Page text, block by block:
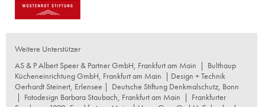
Weitere Unterstützer
AS & P Albert Speer & Partner GmbH, Frankfurt am Main | Bulthaup
Kücheneinrichtung GmbH, Frankfurt am Main | Design + Technik
Gerhardt Steinert, Erlensee | Deutsche Stiftung Denkmalschutz, Bonn
| Fotodesign Barbara Staubach, Frankfurt am Main | Frankfurter